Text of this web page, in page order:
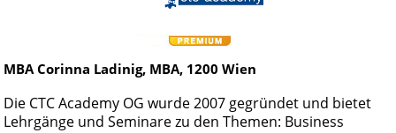
MBACorinna Ladinig, MBA, 1200 Wien
Die CTC Academy OG wurde 2007 gegründet und bietet
Lehrgänge und Seminare zu den Themen: Business